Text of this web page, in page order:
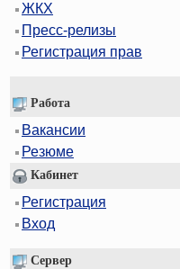
ЖКХ
Пресс-релизы
Регистрация прав
Работа
Вакансии
Резюме
Кабинет
Регистрация
Вход
Сервер